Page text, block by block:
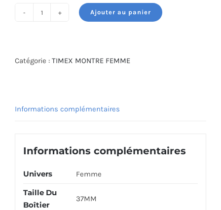
425.000 DT.
est :
300.000 DT.
WATCH
Ajouter au panier
Catégorie : TIMEX MONTRE FEMME
Informations complémentaires
Informations complémentaires
Univers Femme
Taille Du
Boîtier
37MM